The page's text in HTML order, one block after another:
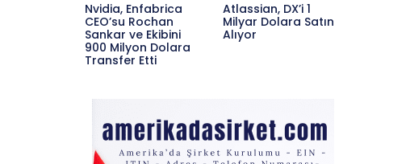
Nvidia, Enfabrica
CEO’su Rochan
Sankar ve Ekibini
900 Milyon Dolara
Transfer Etti
Atlassian, DX’i 1
Milyar Dolara Satın
Alıyor